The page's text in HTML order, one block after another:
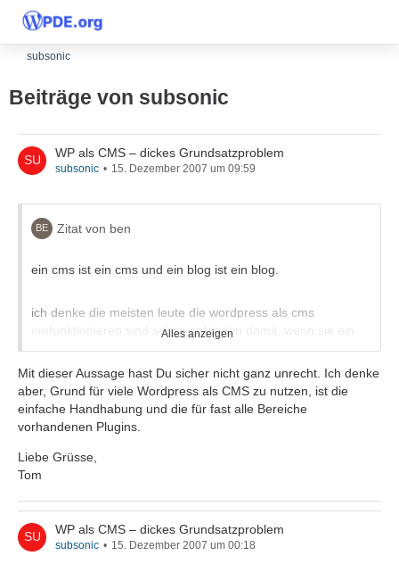
subsonic
Beiträge von subsonic
WP als CMS – dickes Grundsatzproblem
subsonic 15. Dezember 2007 um 09:59
Zitat von ben
ein cms ist ein cms und ein blog ist ein blog.
ich denke die meisten leute die wordpress als cms
umfunktionieren sind schon zufrieden damit, wenn sie ein
paar statische seiten hierarchisch organisieren können.
aber das ist ja noch keine wirkliche cms geschichte.
wordpress will doch auch gar kein cms sein und ist auch
nicht so konzipiert.
Amnesty International
zum beispiel ist eine cms-seite
( drupal
), die auch ihre cms-typischen features nutzt
(workflow etc...).
Alles anzeigen
Mit dieser Aussage hast Du sicher nicht ganz unrecht. Ich denke
aber, Grund für viele Wordpress als CMS zu nutzen, ist die
einfache Handhabung und die für fast alle Bereiche
vorhandenen Plugins.
Liebe Grüsse,
Tom
WP als CMS – dickes Grundsatzproblem
subsonic 15. Dezember 2007 um 00:18